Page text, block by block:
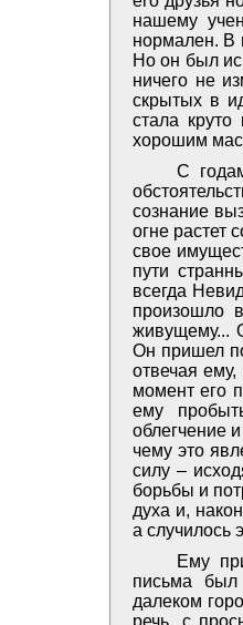
нашему
нормален. В
Но он был
ничего не
скрытых в
стала
хорошим
С
сознание
огне растет
свое
пути
всегда
произошло
живущему...
Он пришел
отвечая
момент его
ему
облегчение
чему это
силу –
борьбы и
духа и,
а случилось
Ему
письма был
далеком
речь, с